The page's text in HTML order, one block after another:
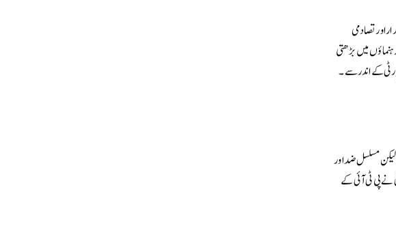
اور تصادمی
میں بڑھتی
کے اندر سے۔
مسلسل ضد اور
پی ٹی آئی کے